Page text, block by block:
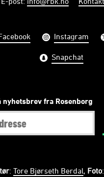
Instagram
Snapchat
nyhetsbrev fra Rosenborg
: Tore Bjørseth Berdal, Foto